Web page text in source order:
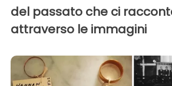
del passato che ci
attraverso le immagini